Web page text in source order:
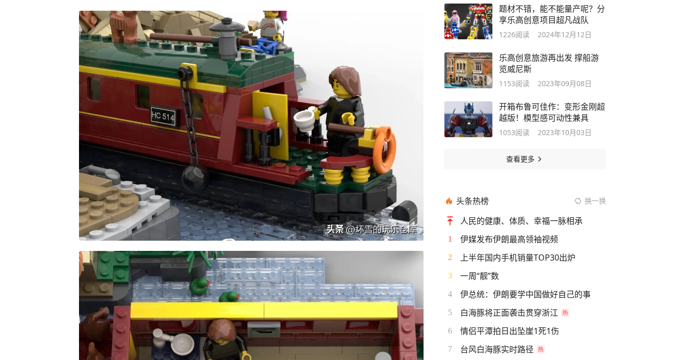
题材不错，能不能量产呢？分
享乐高创意项目超凡战队
1226阅读 2024年12月12日
乐高创意旅游再出发 撑船游
览威尼斯
1153阅读 2023年09月08日
开箱布鲁可佳作：变形金刚超
越版！模型感可动性兼具
1053阅读 2023年10月03日
查看更多
头条热榜 换一换
人民的健康、体质、幸福一脉相承
1 伊媒发布伊朗最高领袖视频
2 上半年国内手机销量TOP30出炉
3 一周“靓”数
4 伊总统：伊朗要学中国做好自己的事
5 白海豚将正面袭击贯穿浙江
6 情侣平潭拍日出坠崖1死1伤
7 台风白海豚实时路径